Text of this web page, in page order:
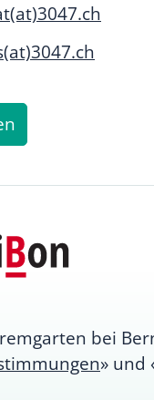
bei
» und